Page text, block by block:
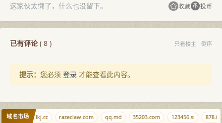
这家伙太懒了，什么也没留下。 收藏 投币
已有评论( 8 ) 只看楼主 倒序
提示： 您必须 登录 才能查看此内容。
域名市场
0l6.com blkj.cc razeclaw.com qq.md 35203.com 123456.si